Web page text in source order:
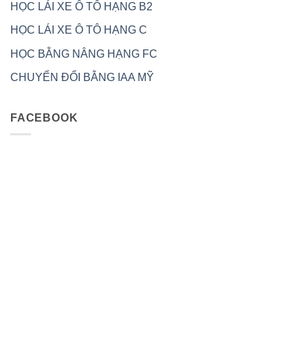
HỌC LÁI XE Ô TÔ HẠNG B2
HỌC LÁI XE Ô TÔ HẠNG C
HỌC BẰNG NÂNG HẠNG FC
CHUYỂN ĐỔI BẰNG IAA MỸ
FACEBOOK